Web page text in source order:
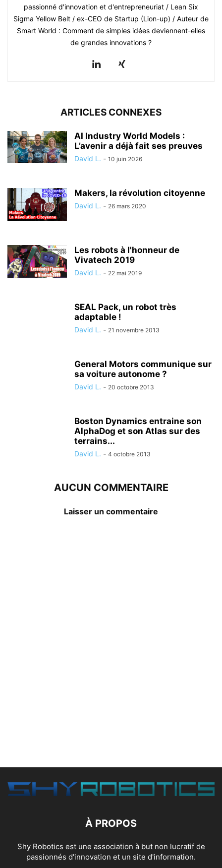
passionné d'innovation et d'entrepreneuriat / Lean Six
Sigma Yellow Belt / ex-CEO de Startup (Lion-up) / Auteur de
Smart World : Comment de simples idées deviennent-elles
de grandes innovations ?
ARTICLES CONNEXES
AI Industry World Models :
L’avenir a déjà fait ses preuves
David L. - 10 juin 2026
Makers, la révolution citoyenne
David L. - 26 mars 2020
Les robots à l'honneur de
Vivatech 2019
David L. - 22 mai 2019
SEAL Pack, un robot très
adaptable !
David L. - 21 novembre 2013
General Motors communique sur
sa voiture autonome ?
David L. - 20 octobre 2013
Boston Dynamics entraine son
AlphaDog et son Atlas sur des
terrains...
David L. - 4 octobre 2013
AUCUN COMMENTAIRE
Laisser un commentaire
À PROPOS
Shy Robotics est une association à but non lucratif de
passionnés d'innovation et un site d'information.